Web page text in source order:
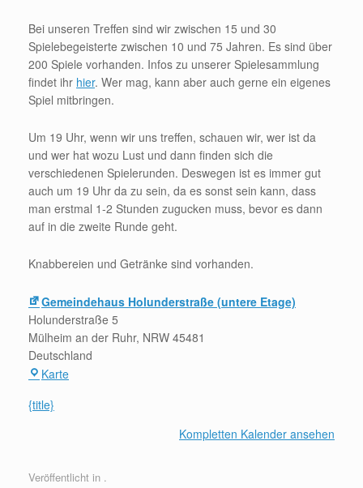
Bei unseren Treffen sind wir zwischen 15 und 30
Spielebegeisterte zwischen 10 und 75 Jahren. Es sind über
200 Spiele vorhanden. Infos zu unserer Spielesammlung
findet ihr hier. Wer mag, kann aber auch gerne ein eigenes
Spiel mitbringen.
Um 19 Uhr, wenn wir uns treffen, schauen wir, wer ist da
und wer hat wozu Lust und dann finden sich die
verschiedenen Spielerunden. Deswegen ist es immer gut
auch um 19 Uhr da zu sein, da es sonst sein kann, dass
man erstmal 1-2 Stunden zugucken muss, bevor es dann
auf in die zweite Runde geht.
Knabbereien und Getränke sind vorhanden.
Gemeindehaus Holunderstraße (untere Etage)
Holunderstraße 5
Mülheim an der Ruhr, NRW 45481
Deutschland
KarteGemeindehaus
{title}
Kompletten Kalender ansehen
Veröffentlicht in .